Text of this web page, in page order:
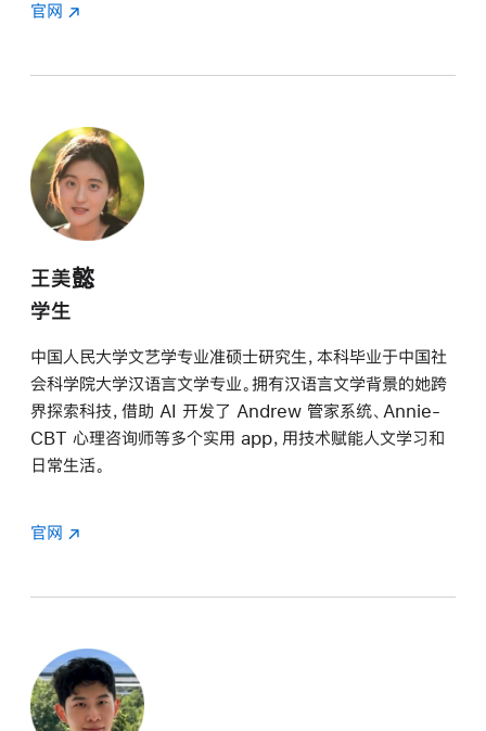
官网
王美懿
学生
中国人民大学文艺学专业准硕士研究生，本科毕业于中国社
会科学院大学汉语言文学专业。拥有汉语言文学背景的她跨
界探索科技，借助 AI 开发了 Andrew 管家系统、Annie-
CBT 心理咨询师等多个实用 app，用技术赋能人文学习和
日常生活。
官网